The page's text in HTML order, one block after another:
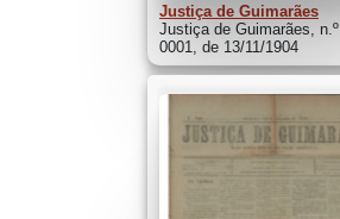
Justiça de Guimarães
Justiça de Guimarães, n.º
0001, de 13/11/1904